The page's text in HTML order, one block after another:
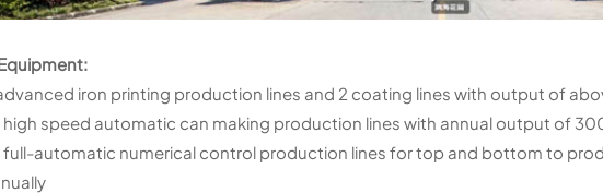
iron printing production lines and 2 coating lines with output of
high speed automatic can making production lines with annual output of
full-automatic numerical control production lines for top and bottom to